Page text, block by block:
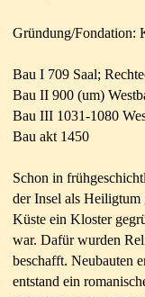
Gründung/Fondation:
Bau I 709 Saal;
Bau II 900 (um)
Bau III 1031-1080
Bau akt 1450
Schon in
der Insel als
Küste ein Kloster
war. Dafür wurden
beschafft. Neubauten
entstand ein